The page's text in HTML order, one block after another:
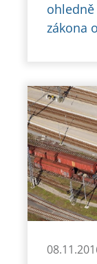
ohledně
zákona